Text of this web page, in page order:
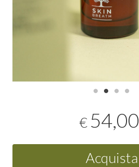
€ 54,00
Acquista